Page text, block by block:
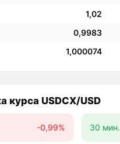
1,02
0,9983
1,000074
курса USDCX/USD
-0,99% 30 мин.